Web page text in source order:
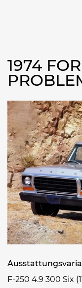
1974
F-250 4.9 300 Six